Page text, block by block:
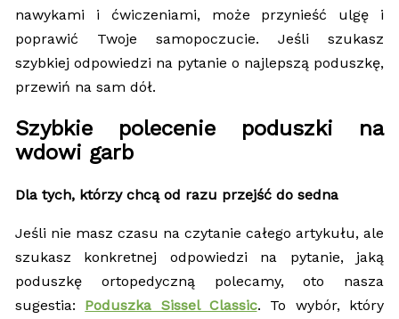
nawykami i ćwiczeniami, może przynieść ulgę i
poprawić Twoje samopoczucie. Jeśli szukasz
szybkiej odpowiedzi na pytanie o najlepszą poduszkę,
przewiń na sam dół.
Szybkie polecenie poduszki na
wdowi garb
Dla tych, którzy chcą od razu przejść do sedna
Jeśli nie masz czasu na czytanie całego artykułu, ale
szukasz konkretnej odpowiedzi na pytanie, jaką
poduszkę ortopedyczną polecamy, oto nasza
sugestia: Poduszka Sissel Classic. To wybór, który